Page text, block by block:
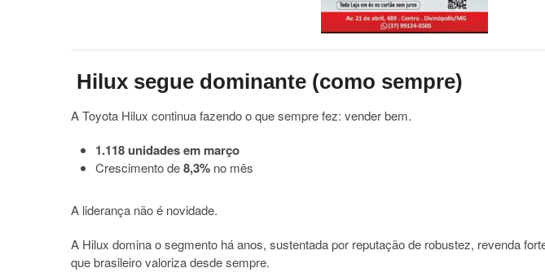
Hilux segue dominante (como sempre)
AToyota Hilux continua fazendo o que sempre fez: vender bem.
1.118 unidades em março
Crescimento de8,3% no mês
A liderança não é novidade.
A Hilux domina o segmento há anos, sustentada por reputação de robustez, revenda
que brasileiro valoriza desde sempre.